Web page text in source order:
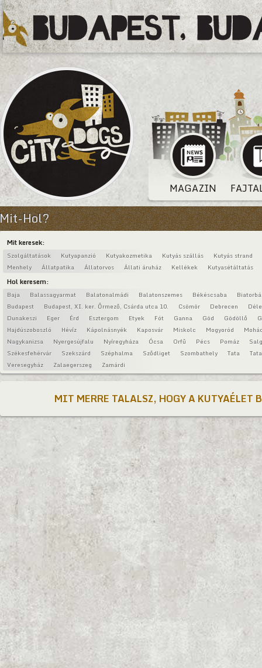
MAGAZIN
Mit-Hol?
Mit keresek:
Szolgáltatások Kutyapanzió Kutyakozmetika Kutyás szállás
Kutyás strand
Menhely
Állatpatika Állatorvos Állati áruház Kellékek Kutyasétáltatás
Hol keresem:
Baja Balassagyarmat Balatonalmádi Balatonszemes Békéscsaba
Budapest
Budapest, XI. ker. Őrmező, Csárda utca 10. Csömör Debrecen
Dunakeszi
Eger Érd Esztergom Etyek Fót Ganna Göd Gödöllő
Hajdúszoboszló
Hévíz Kápolnásnyék Kaposvár Miskolc Mogyoród
Nagykanizsa
Nyergesújfalu Nyíregyháza Ócsa Orfű Pécs Pomáz
Székesfehérvár
Szekszárd Széphalma Sződliget Szombathely Tata
Veresegyház
Zalaegerszeg Zamárdi
MIT MERRE TALALSZ, HOGY A KUTYAÉLET